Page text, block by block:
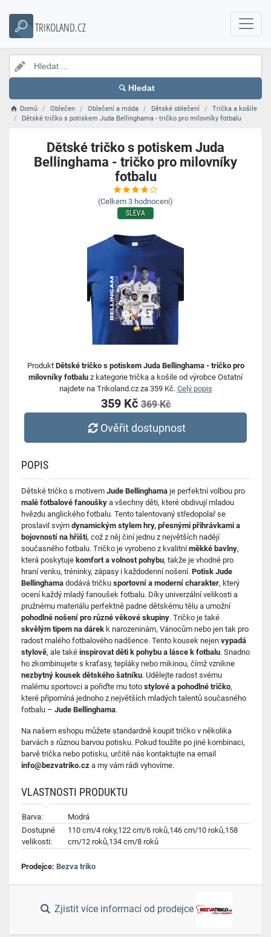
TRIKOLAND.CZ
Hledat
Domů Oblečen Oblečení a móda Dětské oblečení
Trička a košile
Dětské tričko s potiskem Juda Bellinghama - tričko pro milovníky fotbalu
Dětské tričko s potiskem Juda
Bellinghama - tričko pro milovníky
fotbalu
(Celkem 3 hodnocení)
SLEVA
Produkt Dětské tričko s potiskem Juda Bellinghama - tričko pro
milovníky fotbalu z kategorie trička a košile od výrobce Ostatní
najdete na Trikoland.cz za 359 Kč. Celý popis
359 Kč369 Kč
Ověřit dostupnost
POPIS
Dětské tričko s motivem Jude Bellinghama je perfektní volbou pro
malé fotbalové fanoušky a všechny děti, které obdivují mladou
hvězdu anglického fotbalu. Tento talentovaný středopolař se
proslavil svým dynamickým stylem hry, přesnými přihrávkami a
bojovností na hřišti, což z něj činí jednu z největších nadějí
současného fotbalu. Tričko je vyrobeno z kvalitníměkké bavlny,
která poskytuje komfort a volnost pohybu, takže je vhodné pro
hraní venku, tréninky, zápasy i každodenní nošení. Potisk Jude
Bellinghama dodává tričku sportovní a moderní charakter, který
ocení každý mladý fanoušek fotbalu. Díky univerzální velikosti a
pružnému materiálu perfektně padne dětskému tělu a umožní
pohodlné nošení pro různé věkové skupiny. Tričko je také
skvělým tipem na dárek k narozeninám, Vánocům nebo jen tak pro
radost malého fotbalového nadšence. Tento kousek nejen vypadá
stylově, ale také inspirovat děti k pohybu a lásce k fotbalu. Snadno
ho zkombinujete s kraťasy, tepláky nebo mikinou, čímž vznikne
nezbytný kousek dětského šatníku. Udělejte radost svému
malému sportovci a pořiďte mu toto stylové a pohodlné tričko,
které připomíná jednoho z největších mladých talentů současného
fotbalu – Jude Bellinghama.
Na našem eshopu můžete standardně koupit tričko v několika
barvách s různou barvou potisku. Pokud toužíte po jiné kombinaci,
barvě trička nebo potisku, určitě nás kontaktujte na email
info@bezvatriko.cz a my vám rádi vyhovíme.
VLASTNOSTI PRODUKTU
Barva:
Modrá
Dostupné
velikosti:
110 cm/4 roky,122 cm/6 roků,146 cm/10 roků,158
cm/12 roků,134 cm/8 roků
Prodejce: Bezva triko
Zjistit více informací od prodejce